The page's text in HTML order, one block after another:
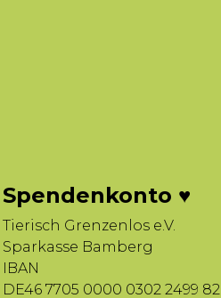
Spendenkonto ♥
Tierisch Grenzenlos e.V.
Sparkasse Bamberg
IBAN
DE46 7705 0000 0302 2499 82